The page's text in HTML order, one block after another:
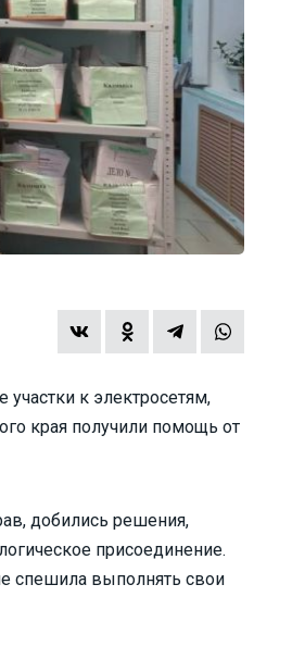
к электросетям,
края получили помощь от
добились решения,
присоединение.
спешила выполнять свои